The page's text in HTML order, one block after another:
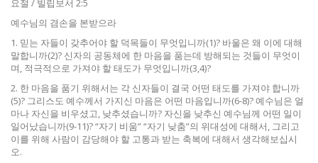
요절 / 빌립보서 2:5
예수님의 겸손을 본받으라
1. 믿는 자들이 갖추어야 할 덕목들이 무엇입니까(1)? 바울은 왜 이에 대해
말합니까(2)? 신자의 공동체에 한 마음을 품는데 방해되는 것들이 무엇이
며, 적극적으로 가져야 할 태도가 무엇입니까(3,4)?
2. 한 마음을 품기 위해서는 각 신자들이 결국 어떤 태도를 가져야 합니까
(5)? 그리스도 예수께서 가지신 마음은 어떤 마음입니까(6-8)? 예수님은 얼
마나 자신을 비우셨고, 낮추셨습니까? 자신을 낮추신 예수님께 어떤 일이
일어났습니까(9-11)? “자기 비움” “자기 낮춤”의 위대성에 대해서, 그리고
이를 위해 사람이 감당해야 할 고통과 받는 축복에 대해서 생각해보십시
오.